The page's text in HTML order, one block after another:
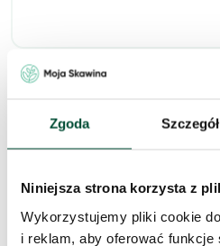
Zgoda
Niniejsza strona korzysta z
Wykorzystujemy pliki cookie
i reklam, aby oferować funkcje
Zapytaj o to
mieszkanie